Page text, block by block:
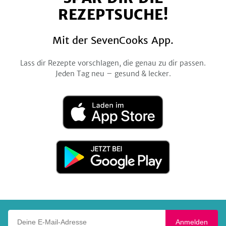
REZEPTSUCHE!
Mit der SevenCooks App.
Lass dir Rezepte vorschlagen, die genau zu dir passen.
Jeden Tag neu – gesund & lecker.
Laden
im
App
Jetzt
Google
Anmelden